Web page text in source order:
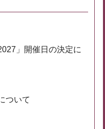
」開催日の決定に
ついて